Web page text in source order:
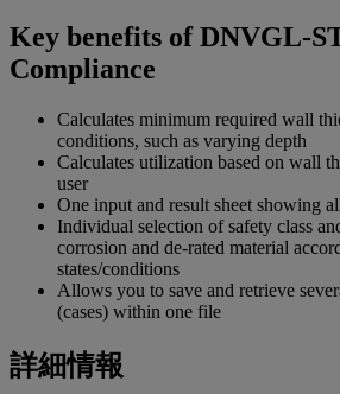
Key benefits of DNVGL-
Compliance
Calculates minimum required wall
conditions, such as varying depth
Calculates utilization based on wall
user
One input and result sheet showing
Individual selection of safety class
corrosion and de-rated material
states/conditions
Allows you to save and retrieve
(cases) within one file
詳細情報